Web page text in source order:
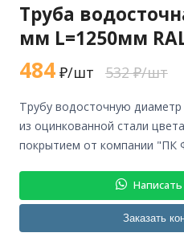
Труба
мм L=1250мм
484₽/шт 532 ₽/шт
трубу водосточную диаметр 125 мм L=1250мм RAL 9010
из оцинкованной стали
покрытием от компании "ПК
Заказать